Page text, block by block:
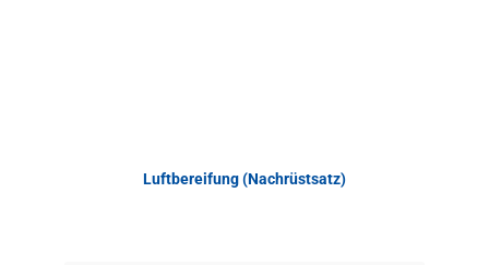
Luftbereifung (Nachrüstsatz)